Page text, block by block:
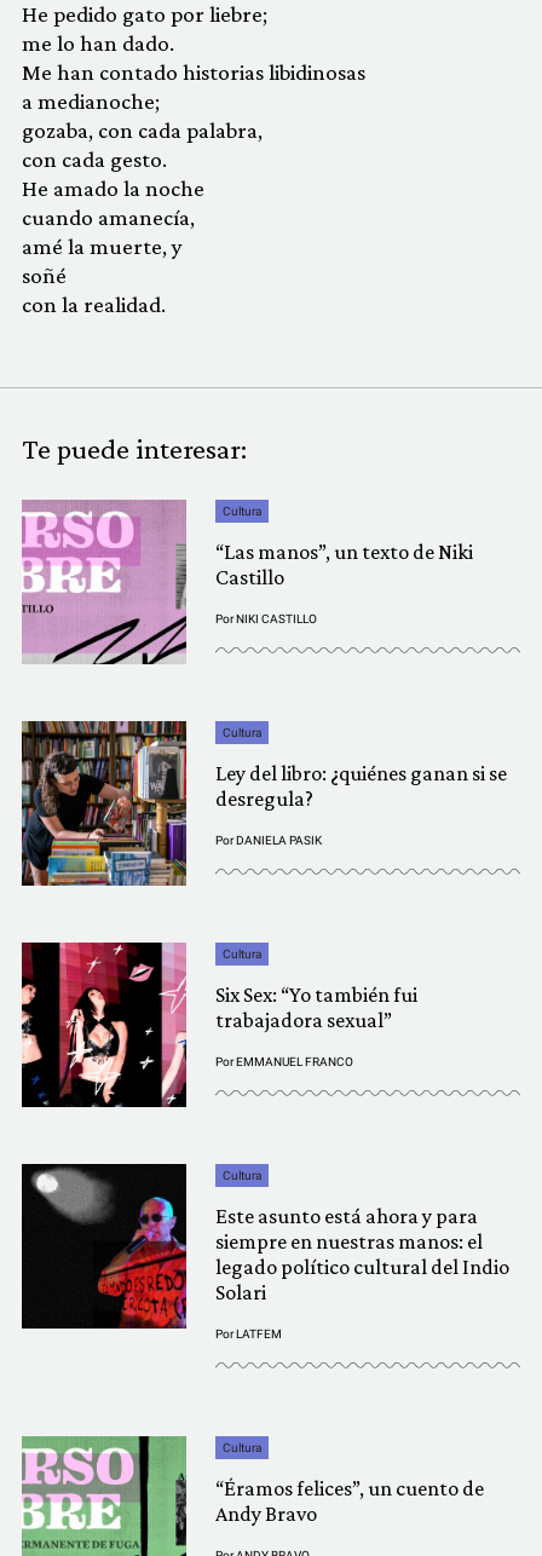
He pedido gato por liebre;
me lo han dado.
Me han contado historias libidinosas
a medianoche;
gozaba, con cada palabra,
con cada gesto.
He amado la noche
cuando amanecía,
amé la muerte, y
soñé
con la realidad.
Te puede interesar:
Cultura
“Las manos”, un texto de Niki
Castillo
PorNIKI CASTILLO
Cultura
Ley del libro: ¿quiénes ganan si se
desregula?
PorDANIELA PASIK
Cultura
Six Sex: “Yo también fui
trabajadora sexual”
PorEMMANUEL FRANCO
Cultura
Este asunto está ahora y para
siempre en nuestras manos: el
legado político cultural del Indio
Solari
PorLATFEM
Cultura
“Éramos felices”, un cuento de
Andy Bravo